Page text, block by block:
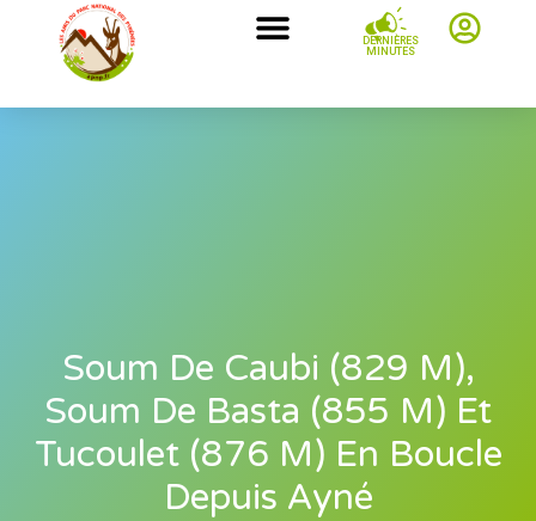
DERNIÈRES
MINUTES
Soum De Caubi (829 M),
Soum De Basta (855 M) Et
Tucoulet (876 M) En Boucle
Depuis Ayné